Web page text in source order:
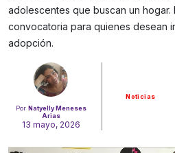
Por Natyelly Meneses
Arias
13 mayo, 2026
Noticias
adolescentes que buscan un hogar.
convocatoria para quienes desean
adopción.